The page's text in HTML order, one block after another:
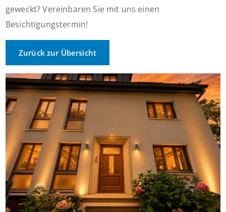
geweckt? Vereinbaren Sie mit uns einen
Besichtigungstermin!
Zurück zur Übersicht